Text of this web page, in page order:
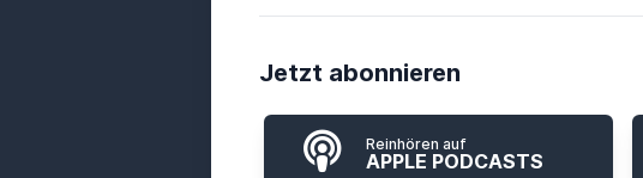
Jetzt abonnieren
Reinhören auf
APPLE PODCASTS